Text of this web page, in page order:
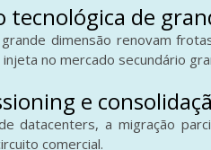
tecnológica de
dimensão renovam
no mercado secundário
e
datacenters, a migração
comercial.